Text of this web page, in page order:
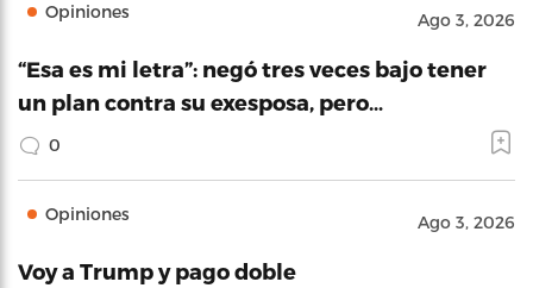
Opiniones Ago 3, 2026
“Esa es mi letra”: negó tres veces bajo tener
un plan contra su exesposa, pero…
0
Opiniones Ago 3, 2026
Voy a Trump y pago doble